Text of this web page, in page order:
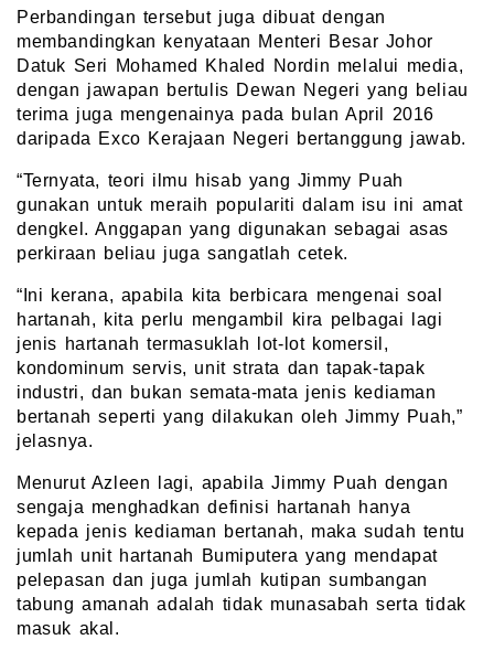
Perbandingan tersebut juga dibuat dengan
membandingkan kenyataan Menteri Besar Johor
Datuk Seri Mohamed Khaled Nordin melalui media,
dengan jawapan bertulis Dewan Negeri yang beliau
terima juga mengenainya pada bulan April 2016
daripada Exco Kerajaan Negeri bertanggung jawab.
“Ternyata, teori ilmu hisab yang Jimmy Puah
gunakan untuk meraih populariti dalam isu ini amat
dengkel. Anggapan yang digunakan sebagai asas
perkiraan beliau juga sangatlah cetek.
“Ini kerana, apabila kita berbicara mengenai soal
hartanah, kita perlu mengambil kira pelbagai lagi
jenis hartanah termasuklah lot-lot komersil,
kondominum servis, unit strata dan tapak-tapak
industri, dan bukan semata-mata jenis kediaman
bertanah seperti yang dilakukan oleh Jimmy Puah,”
jelasnya.
Menurut Azleen lagi, apabila Jimmy Puah dengan
sengaja menghadkan definisi hartanah hanya
kepada jenis kediaman bertanah, maka sudah tentu
jumlah unit hartanah Bumiputera yang mendapat
pelepasan dan juga jumlah kutipan sumbangan
tabung amanah adalah tidak munasabah serta tidak
masuk akal.